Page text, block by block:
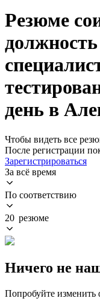
Резюме
день в
Чтобы видеть все
После регистрации
Зарегистрироваться
За всё время
По соответствию
20 резюме
Ничего не
Попробуйте